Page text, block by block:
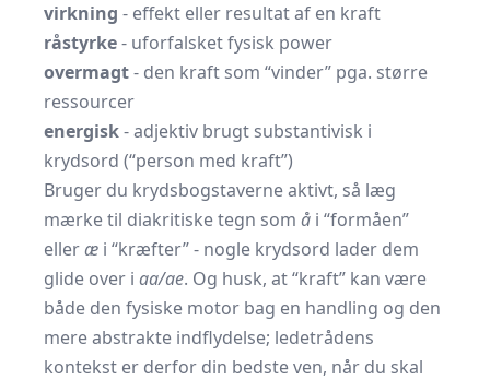
virkning - effekt eller resultat af en kraft
råstyrke- uforfalsket fysisk power
overmagt- den kraft som “vinder” pga. større
ressourcer
energisk- adjektiv brugt substantivisk i
krydsord (“person med kraft”)
Bruger du krydsbogstaverne aktivt, så læg
mærke til diakritiske tegn som å i “formåen”
elleræ i “kræfter” - nogle krydsord lader dem
glide over i aa/ae. Og husk, at “kraft” kan være
både den fysiske motor bag en handling og den
mere abstrakte indflydelse; ledetrådens
kontekst er derfor din bedste ven, når du skal